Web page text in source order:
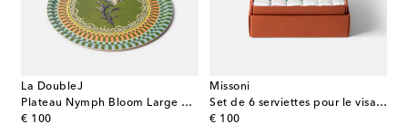
La DoubleJ
Plateau Nymph Bloom Large en bouleau
€ 100
original price
Missoni
Set de 6 serviettes pour le visage Best en coton
€ 100
original price